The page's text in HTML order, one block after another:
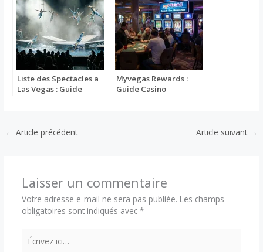
Liste des Spectacles a
Las Vegas : Guide
Myvegas Rewards :
Guide Casino
← Article précédent Article suivant →
Laisser un commentaire
Votre adresse e-mail ne sera pas publiée. Les champs
obligatoires sont indiqués avec *
Écrivez
ici…